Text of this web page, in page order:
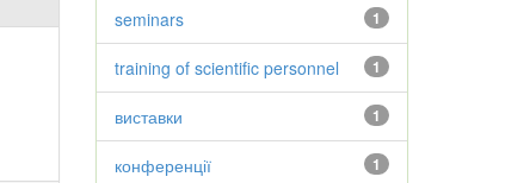
1
seminars
1
training of scientific personnel
1
виставки
1
конференції